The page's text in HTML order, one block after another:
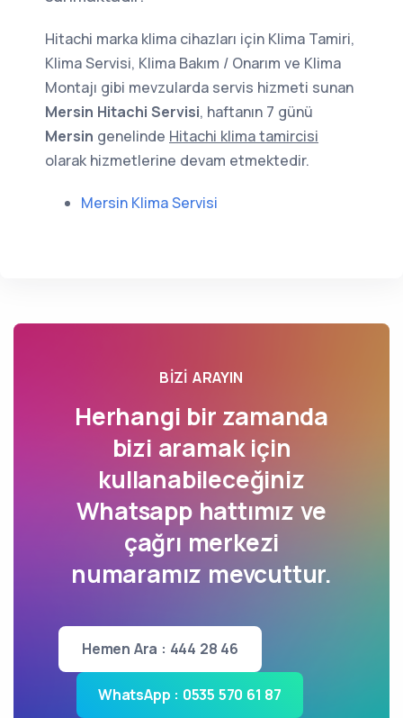
Hitachi marka klima cihazları için Klima Tamiri,
Klima Servisi, Klima Bakım / Onarım ve Klima
Montajı gibi mevzularda servis hizmeti sunan
Mersin Hitachi Servisi, haftanın 7 günü
Mersin genelinde Hitachi klima tamircisi
olarak hizmetlerine devam etmektedir.
Mersin Klima Servisi
BIZI ARAYIN
Herhangi bir zamanda
bizi aramak için
kullanabileceğiniz
Whatsapp hattımız ve
çağrı merkezi
numaramız mevcuttur.
Hemen Ara : 444 28 46
WhatsApp : 0535 570 61 87